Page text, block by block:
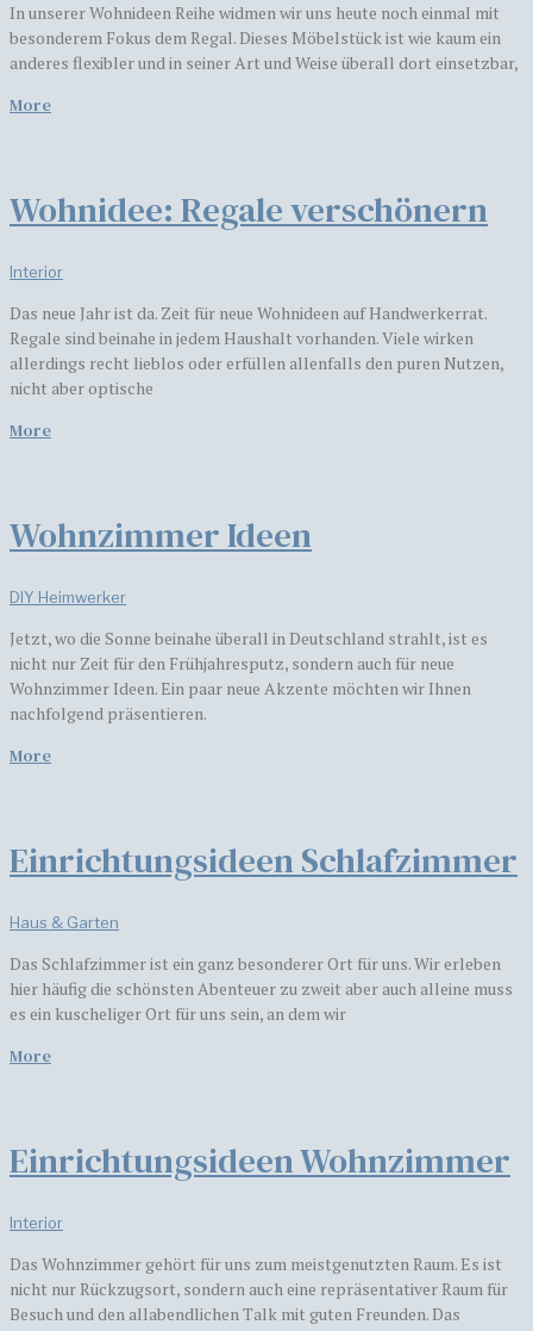
In unserer Wohnideen Reihe widmen wir uns heute noch einmal mit
besonderem Fokus dem Regal. Dieses Möbelstück ist wie kaum ein
anderes flexibler und in seiner Art und Weise überall dort einsetzbar,
More
Wohnidee: Regale verschönern
Interior
Das neue Jahr ist da. Zeit für neue Wohnideen auf Handwerkerrat.
Regale sind beinahe in jedem Haushalt vorhanden. Viele wirken
allerdings recht lieblos oder erfüllen allenfalls den puren Nutzen,
nicht aber optische
More
Wohnzimmer Ideen
DIY Heimwerker
Jetzt, wo die Sonne beinahe überall in Deutschland strahlt, ist es
nicht nur Zeit für den Frühjahresputz, sondern auch für neue
Wohnzimmer Ideen. Ein paar neue Akzente möchten wir Ihnen
nachfolgend präsentieren.
More
Einrichtungsideen Schlafzimmer
Haus & Garten
Das Schlafzimmer ist ein ganz besonderer Ort für uns. Wir erleben
hier häufig die schönsten Abenteuer zu zweit aber auch alleine muss
es ein kuscheliger Ort für uns sein, an dem wir
More
Einrichtungsideen Wohnzimmer
Interior
Das Wohnzimmer gehört für uns zum meistgenutzten Raum. Es ist
nicht nur Rückzugsort, sondern auch eine repräsentativer Raum für
Besuch und den allabendlichen Talk mit guten Freunden. Das